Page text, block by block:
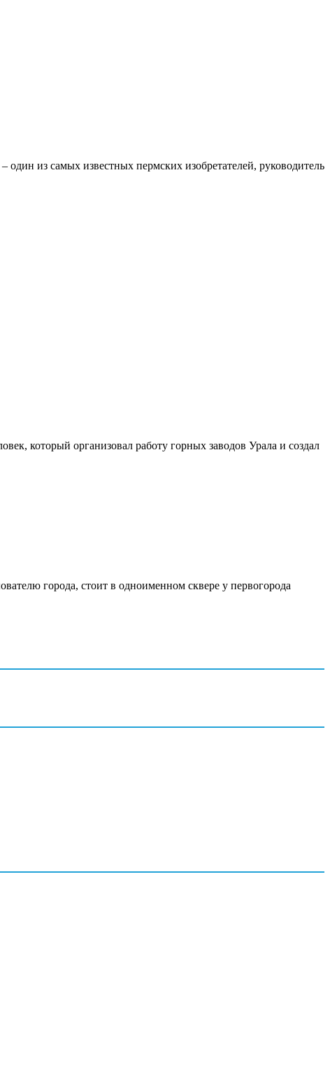
из самых известных пермских изобретателей, руководитель
который организовал работу горных заводов Урала и создал
города, стоит в одноименном сквере у первогорода